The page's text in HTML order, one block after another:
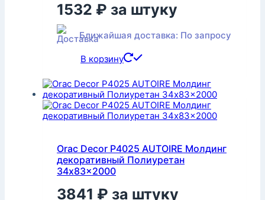
1532 ₽ за штуку
Ближайшая доставка: По запросу
В корзину
Orac Decor P4025 AUTOIRE Молдинг
декоративный Полиуретан
34x83x2000
3841 ₽ за штуку